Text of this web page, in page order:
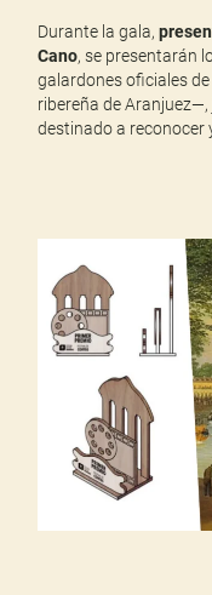
Durante la gala,
Cano, se presentarán
galardones oficiales
ribereña de
destinado a reconocer